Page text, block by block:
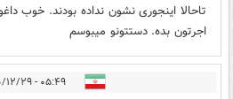
تاحالا اینجوری نشون نداده بودند. خوب
اجرتون بده. دستتونو میبوسم
۰۵:۴۹ - ۱۴۰۰/۱۲/۲۹